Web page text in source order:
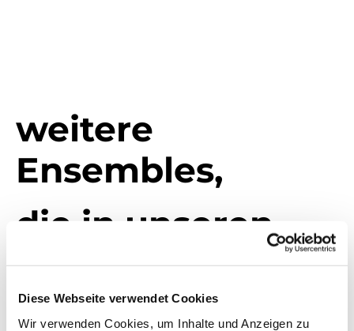
Diese Webseite verwendet Cookies
Wir verwenden Cookies, um Inhalte und Anzeigen zu
weitere
Ensembles,
die in unseren
Räumen proben